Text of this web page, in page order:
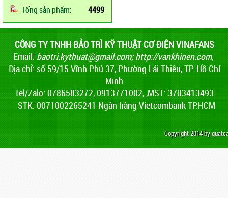
Tổng sản phẩm:
4499
CÔNG TY TNHH BẢO TRÌ KỸ THUẬT CƠ ĐIỆN VINAFANS
Email: baotri.kythuat@gmail.com;http://vankhinen.com,
Địa chỉ: số 59/15 Vĩnh Phú 37, Phường Lái Thiêu, TP. Hồ Chí
Minh
Tel/Zalo: 0786583272, 0913771002, ,MST: 3703413493
STK: 0071002265241 Ngân hàng Vietcombank TP.HCM
Copyright 2014 by